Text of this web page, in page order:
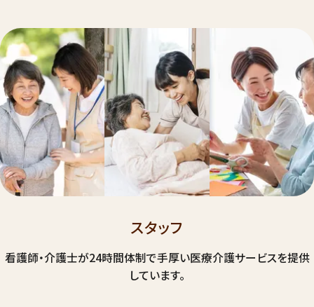
スタッフ
看護師・介護士が24時間体制で手厚い医療介護サービスを提供
しています。